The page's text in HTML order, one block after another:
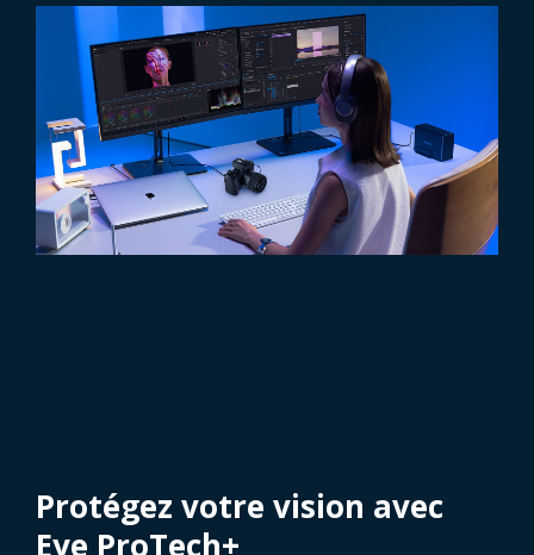
Protégez votre vision avec
Eye ProTech+